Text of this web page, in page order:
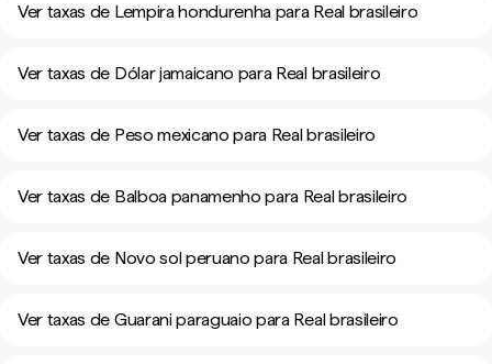
Ver taxas de Lempira hondurenha para Real brasileiro
Ver taxas de Dólar jamaicano para Real brasileiro
Ver taxas de Peso mexicano para Real brasileiro
Ver taxas de Balboa panamenho para Real brasileiro
Ver taxas de Novo sol peruano para Real brasileiro
Ver taxas de Guarani paraguaio para Real brasileiro